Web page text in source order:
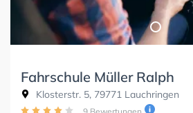
Fahrschule Müller Ralph
Klosterstr. 5, 79771 Lauchringen